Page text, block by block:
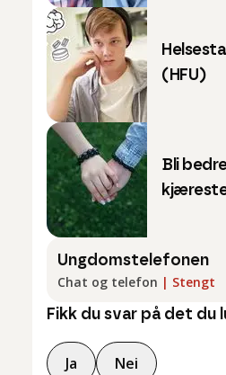
(HFU)
Bli
Ungdomstelefonen
Chat og telefon | Stengt
Fikk du svar på det du
Ja Nei